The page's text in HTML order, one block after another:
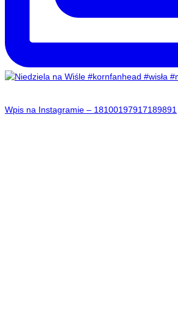
Wpis na Instagramie – 18100197917189891